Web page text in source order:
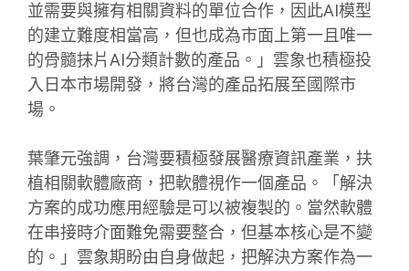
並需要與擁有相關資料的單位合作，因此AI模型
的建立難度相當高，但也成為市面上第一且唯一
的骨髓抹片AI分類計數的產品。」雲象也積極投
入日本市場開發，將台灣的產品拓展至國際市
場。
葉肇元強調，台灣要積極發展醫療資訊產業，扶
植相關軟體廠商，把軟體視作一個產品。「解決
方案的成功應用經驗是可以被複製的。當然軟體
在串接時介面難免需要整合，但基本核心是不變
的。」雲象期盼由自身做起，把解決方案作為一